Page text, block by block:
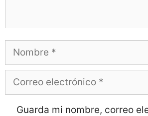
Nombre
Correo
Guarda mi nombre, correo